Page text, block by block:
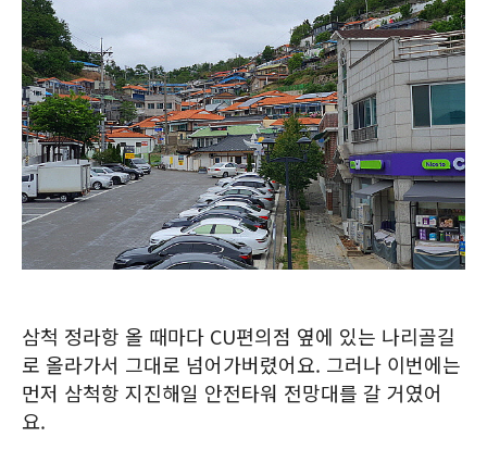
삼척 정라항 올 때마다 CU편의점 옆에 있는 나리골길
로 올라가서 그대로 넘어가버렸어요. 그러나 이번에는
먼저 삼척항 지진해일 안전타워 전망대를 갈 거였어
요.